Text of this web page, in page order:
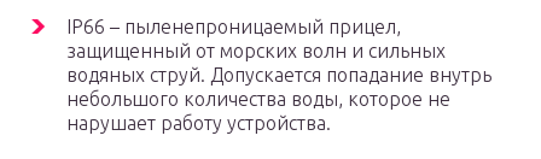
IP66 – пыленепроницаемый прицел,
защищенный от морских волн и сильных
водяных струй. Допускается попадание внутрь
небольшого количества воды, которое не
нарушает работу устройства.